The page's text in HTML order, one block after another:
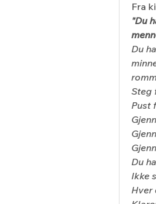
Fra
"Du
Du
Steg
Pust
Du
Ikke
Hver